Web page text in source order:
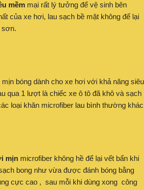
mềm mại rất lý tưởng để vệ sinh bên
của xe hơi, lau sạch bề mặt không để lại
sơn.
bóng dành cho xe hơi với khả năng siêu
qua 1 lượt là chiếc xe ô tô đã khô và sạch
loại khăn microfiber lau bình thường khác
mịn microfiber không hề để lại vết bẩn khi
bong như vừa được đánh bóng bằng
cực cao , sau mỗi khi dùng xong công